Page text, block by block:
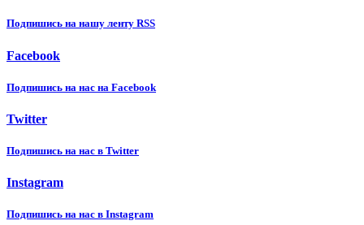
Подпишиcь на нашу ленту RSS
Facebook
Подпишиcь на нас на Facebook
Twitter
Подпишиcь на нас в Twitter
Instagram
Подпишиcь на нас в Instagram